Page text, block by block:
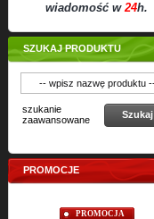
wiadomość w24h.
SZUKAJ PRODUKTU
szukanie
zaawansowane
Szukaj
PROMOCJE
PROMOCJA